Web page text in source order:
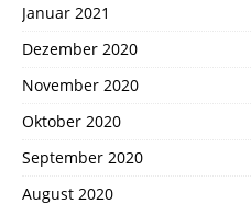
Januar 2021
Dezember 2020
November 2020
Oktober 2020
September 2020
August 2020